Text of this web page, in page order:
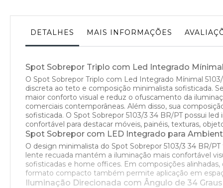
DETALHES MAIS INFORMAÇÕES
Spot Sobrepor Triplo com Led Integrado
O Spot Sobrepor Triplo com Led Integrado Mínimal
discreta ao teto e composição minimalista sofisticada.
maior conforto visual e reduz o ofuscamento da
comerciais contemporâneas. Além disso, sua
sofisticada. O Spot Sobrepor 5103/3 34 BR/PT possui
confortável para destacar móveis, painéis, texturas,
Spot Sobrepor com LED Integrado para
O design minimalista do Spot Sobrepor 5103/3 34 BR/
lente recuada mantém a iluminação mais confortável
sofisticadas e home offices. Em composições
formato compacto também permite aplicação em
Iluminação Direcionada com Ângulo de 34 Graus